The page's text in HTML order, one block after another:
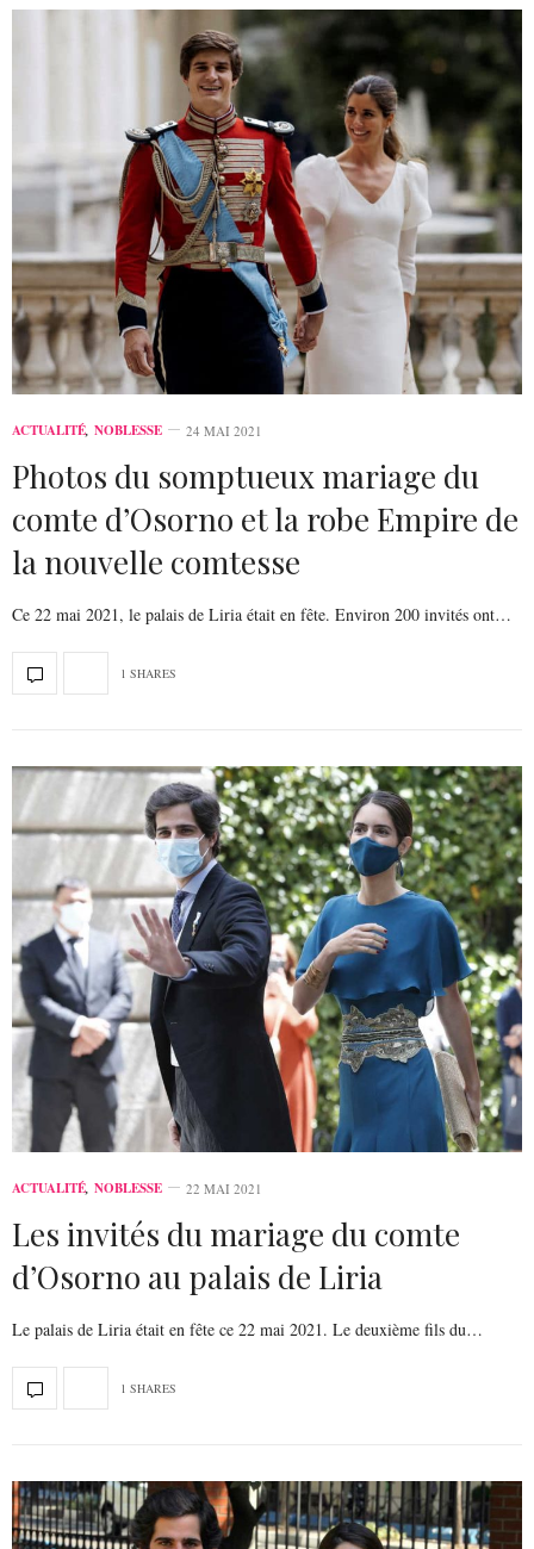
ACTUALITÉ, NOBLESSE 24 MAI 2021
Photos du somptueux mariage du
comte d’Osorno et la robe Empire de
la nouvelle comtesse
Ce 22 mai 2021, le palais de Liria était en fête. Environ 200 invités ont…
1 SHARES
ACTUALITÉ, NOBLESSE 22 MAI 2021
Les invités du mariage du comte
d’Osorno au palais de Liria
Le palais de Liria était en fête ce 22 mai 2021. Le deuxième fils du…
1 SHARES